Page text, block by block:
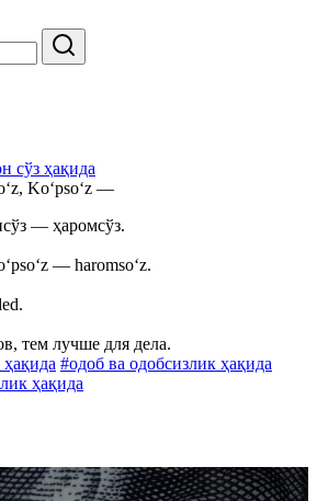
сўз ҳақида
Ko‘pso‘z —
— ҳаромсўз.
— haromso‘z.
тем лучше для дела.
#одоб ва одобсизлик ҳақида
ҳақида